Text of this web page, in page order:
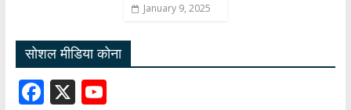
January 9, 2025
सोशल मीडिया कोना
F X Y